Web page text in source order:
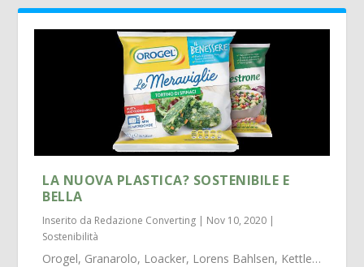
LA NUOVA PLASTICA? SOSTENIBILE E
BELLA
Inserito da Redazione Converting | Nov 10, 2020 |
Sostenibilità
Orogel, Granarolo, Loacker, Lorens Bahlsen, Kettle…